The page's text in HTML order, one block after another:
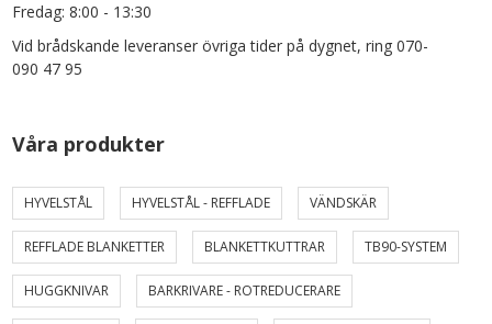
Fredag: 8:00 - 13:30
Vid brådskande leveranser övriga tider på dygnet, ring 070-
090 47 95
Våra produkter
HYVELSTÅL HYVELSTÅL - REFFLADE VÄNDSKÄR
REFFLADE BLANKETTER BLANKETTKUTTRAR TB90-SYSTEM
HUGGKNIVAR BARKRIVARE - ROTREDUCERARE